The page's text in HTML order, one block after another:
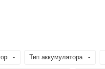
Тип аккумулятора